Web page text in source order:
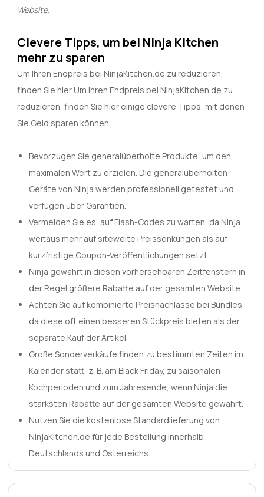
Website.
Clevere Tipps, um bei Ninja Kitchen
mehr zu sparen
Um Ihren Endpreis bei NinjaKitchen.de zu reduzieren,
finden Sie hier Um Ihren Endpreis bei NinjaKitchen.de zu
reduzieren, finden Sie hier einige clevere Tipps, mit denen
Sie Geld sparen können.
Bevorzugen Sie generalüberholte Produkte, um den
maximalen Wert zu erzielen. Die generalüberholten
Geräte von Ninja werden professionell getestet und
verfügen über Garantien.
Vermeiden Sie es, auf Flash-Codes zu warten, da Ninja
weitaus mehr auf siteweite Preissenkungen als auf
kurzfristige Coupon-Veröffentlichungen setzt.
Ninja gewährt in diesen vorhersehbaren Zeitfenstern in
der Regel größere Rabatte auf der gesamten Website.
Achten Sie auf kombinierte Preisnachlässe bei Bundles,
da diese oft einen besseren Stückpreis bieten als der
separate Kauf der Artikel.
Große Sonderverkäufe finden zu bestimmten Zeiten im
Kalender statt, z. B. am Black Friday, zu saisonalen
Kochperioden und zum Jahresende, wenn Ninja die
stärksten Rabatte auf der gesamten Website gewährt.
Nutzen Sie die kostenlose Standardlieferung von
NinjaKitchen.de für jede Bestellung innerhalb
Deutschlands und Österreichs.